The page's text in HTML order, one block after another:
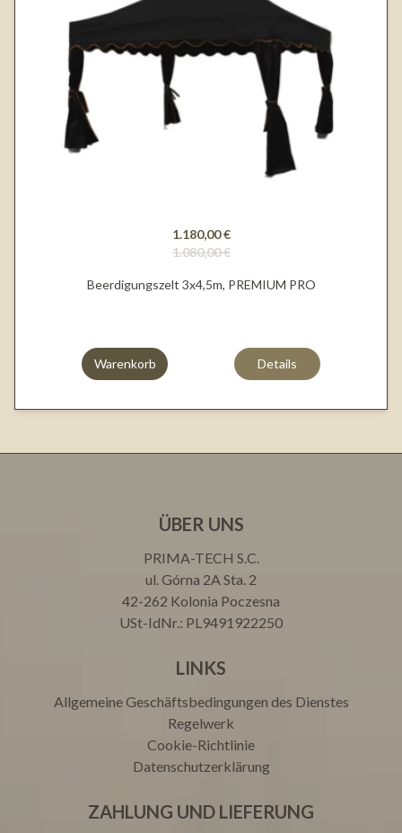
1.180,00 €
1.080,00 €
Beerdigungszelt 3x4,5m, PREMIUM PRO
Warenkorb Details
ÜBER UNS
PRIMA-TECH S.C.
ul. Górna 2A Sta. 2
42-262 Kolonia Poczesna
USt-IdNr.: PL9491922250
LINKS
Allgemeine Geschäftsbedingungen des Dienstes
Regelwerk
Cookie-Richtlinie
Datenschutzerklärung
ZAHLUNG UND LIEFERUNG